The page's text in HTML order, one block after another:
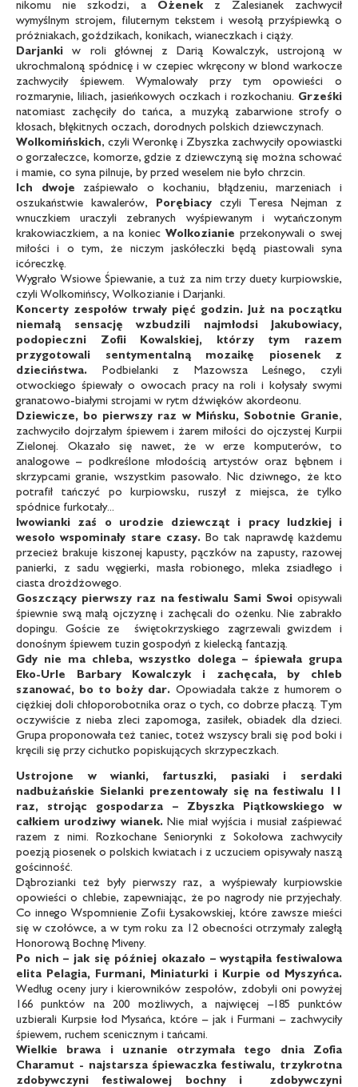
nikomu nie szkodzi, a Ożenek z Zalesianek zachwycił
wymyślnym strojem, filuternym tekstem i wesołą przyśpiewką o
próżniakach, goździkach, konikach, wianeczkach i ciąży.
Darjanki w roli głównej z Darią Kowalczyk, ustrojoną w
ukrochmaloną spódnicę i w czepiec wkręcony w blond warkocze
zachwyciły śpiewem. Wymalowały przy tym opowieści o
rozmarynie, liliach, jasieńkowych oczkach i rozkochaniu. Grześki
natomiast zachęciły do tańca, a muzyką zabarwione strofy o
kłosach, błękitnych oczach, dorodnych polskich dziewczynach.
Wolkomińskich, czyli Weronkę i Zbyszka zachwyciły opowiastki
o gorzałeczce, komorze, gdzie z dziewczyną się można schować
i mamie, co syna pilnuje, by przed weselem nie było chrzcin.
Ich dwoje zaśpiewało o kochaniu, błądzeniu, marzeniach i
oszukaństwie kawalerów, Porębiacyczyli Teresa Nejman z
wnuczkiem uraczyli zebranych wyśpiewanym i wytańczonym
krakowiaczkiem, a na koniec Wolkozianie przekonywali o swej
miłości i o tym, że niczym jaskółeczki będą piastowali syna
icóreczkę.
Wygrało Wsiowe Śpiewanie, a tuż za nim trzy duety kurpiowskie,
czyli Wolkomińscy, Wolkozianie i Darjanki.
Koncerty zespołów trwały pięć godzin. Już na początku
niemałą sensację wzbudzili najmłodsi Jakubowiacy,
podopieczni Zofii Kowalskiej, którzy tym razem
przygotowali sentymentalną mozaikę piosenek z
dzieciństwa. Podbielanki z Mazowsza Leśnego, czyli
otwockiego śpiewały o owocach pracy na roli i kołysały swymi
granatowo-białymi strojami w rytm dźwięków akordeonu.
Dziewicze, bo pierwszy raz w Mińsku, Sobotnie Granie,
zachwyciło dojrzałym śpiewem i żarem miłości do ojczystej Kurpii
Zielonej. Okazało się nawet, że w erze komputerów, to
analogowe – podkreślone młodością artystów oraz bębnem i
skrzypcami granie, wszystkim pasowało. Nic dziwnego, że kto
potrafił tańczyć po kurpiowsku, ruszył z miejsca, że tylko
spódnice furkotały...
Iwowianki zaś o urodzie dziewcząt i pracy ludzkiej i
wesoło wspominały stare czasy.Bo tak naprawdę każdemu
przecież brakuje kiszonej kapusty, pączków na zapusty, razowej
panierki, z sadu węgierki, masła robionego, mleka zsiadłego i
ciasta drożdżowego.
Goszczący pierwszy raz na festiwalu Sami Swoi opisywali
śpiewnie swą małą ojczyznę i zachęcali do ożenku. Nie zabrakło
dopingu. Goście ze świętokrzyskiego zagrzewali gwizdem i
donośnym śpiewem tuzin gospodyń z kielecką fantazją.
Gdy nie ma chleba, wszystko dolega – śpiewała grupa
Eko-Urle Barbary Kowalczyk i zachęcała, by chleb
szanować, bo to boży dar. Opowiadała także z humorem o
ciężkiej doli chłoporobotnika oraz o tych, co dobrze płaczą. Tym
oczywiście z nieba zleci zapomoga, zasiłek, obiadek dla dzieci.
Grupa proponowała też taniec, toteż wszyscy brali się pod boki i
kręcili się przy cichutko popiskujących skrzypeczkach.
Ustrojone w wianki, fartuszki, pasiaki i serdaki
nadbużańskie Sielanki prezentowały się na festiwalu 11
raz, strojąc gospodarza – Zbyszka Piątkowskiego w
całkiem urodziwy wianek.Nie miał wyjścia i musiał zaśpiewać
razem z nimi. Rozkochane Seniorynki z Sokołowa zachwyciły
poezją piosenek o polskich kwiatach i z uczuciem opisywały naszą
gościnność.
Dąbrozianki też były pierwszy raz, a wyśpiewały kurpiowskie
opowieści o chlebie, zapewniając, że po nagrody nie przyjechały.
Co innego Wspomnienie Zofii Łysakowskiej, które zawsze mieści
się w czołówce, a w tym roku za 12 obecności otrzymały zaległą
Honorową Bochnę Miveny.
Po nich – jak się później okazało – wystąpiła festiwalowa
elita Pelagia, Furmani, Miniaturki i Kurpie od Myszyńca.
Według oceny jury i kierowników zespołów, zdobyli oni powyżej
166 punktów na 200 możliwych, a najwięcej –185 punktów
uzbierali Kurpsie łod Mysańca, które – jak i Furmani – zachwyciły
śpiewem, ruchem scenicznym i tańcami.
Wielkie brawa i uznanie otrzymała tego dnia Zofia
Charamut - najstarsza śpiewaczka festiwalu, trzykrotna
zdobywczyni festiwalowej bochny i zdobywczyni